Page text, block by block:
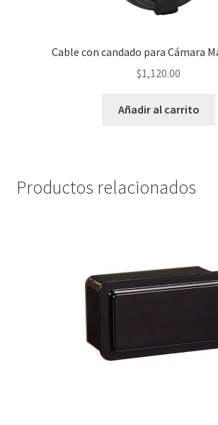
Cable con candado para Cámara
$1,120.00
Añadir al carrito
Productos relacionados